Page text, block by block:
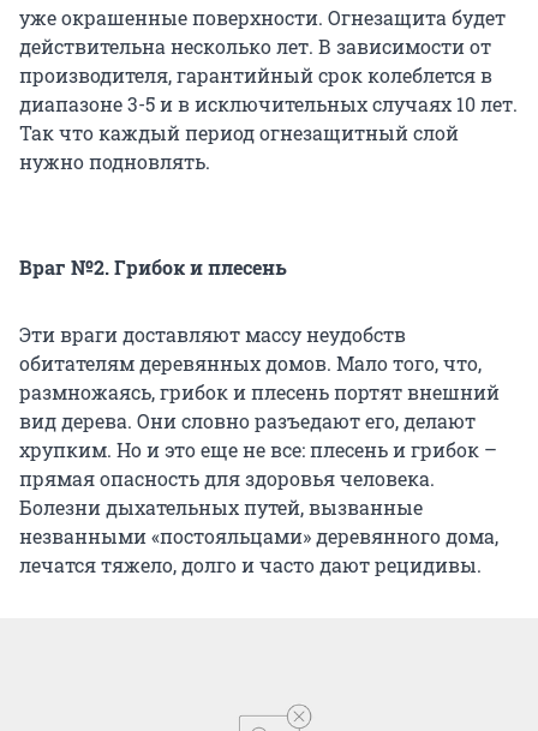
уже окрашенные поверхности. Огнезащита будет
действительна несколько лет. В зависимости от
производителя, гарантийный срок колеблется в
диапазоне 3-5 и в исключительных случаях 10 лет.
Так что каждый период огнезащитный слой
нужно подновлять.
Враг №2. Грибок и плесень
Эти враги доставляют массу неудобств
обитателям деревянных домов. Мало того, что,
размножаясь, грибок и плесень портят внешний
вид дерева. Они словно разъедают его, делают
хрупким. Но и это еще не все: плесень и грибок –
прямая опасность для здоровья человека.
Болезни дыхательных путей, вызванные
незванными «постояльцами» деревянного дома,
лечатся тяжело, долго и часто дают рецидивы.